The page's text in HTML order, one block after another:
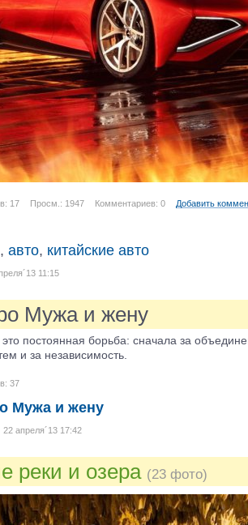
17 Просм.: 1947 Комментариев: 0 Добавить
, авто, китайские авто
11:15
Мужа и жену
это постоянная борьба: сначала за
и за независимость.
37
Мужа и жену
22 апреля´13 17:42
реки и озера (23 фото)